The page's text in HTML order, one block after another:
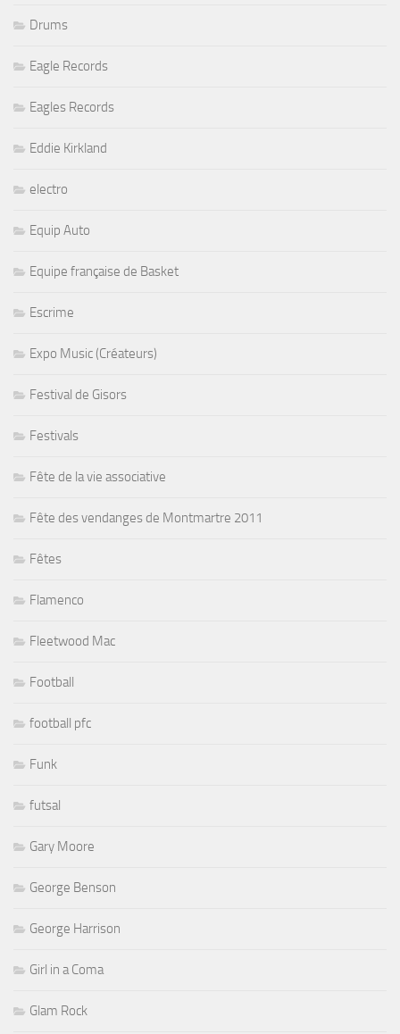
Drums
Eagle Records
Eagles Records
Eddie Kirkland
electro
Equip Auto
Equipe française de Basket
Escrime
Expo Music (Créateurs)
Festival de Gisors
Festivals
Fête de la vie associative
Fête des vendanges de Montmartre 2011
Fêtes
Flamenco
Fleetwood Mac
Football
football pfc
Funk
futsal
Gary Moore
George Benson
George Harrison
Girl in a Coma
Glam Rock